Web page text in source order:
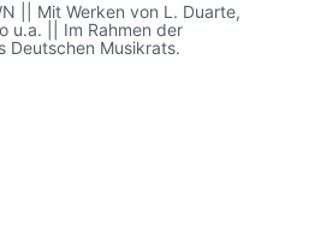
|| Mit Werken von L. Duarte,
u.a. || Im Rahmen der
Deutschen Musikrats.